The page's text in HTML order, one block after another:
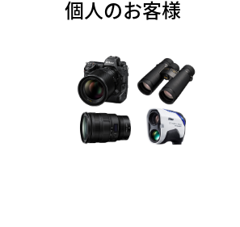
個人のお客様